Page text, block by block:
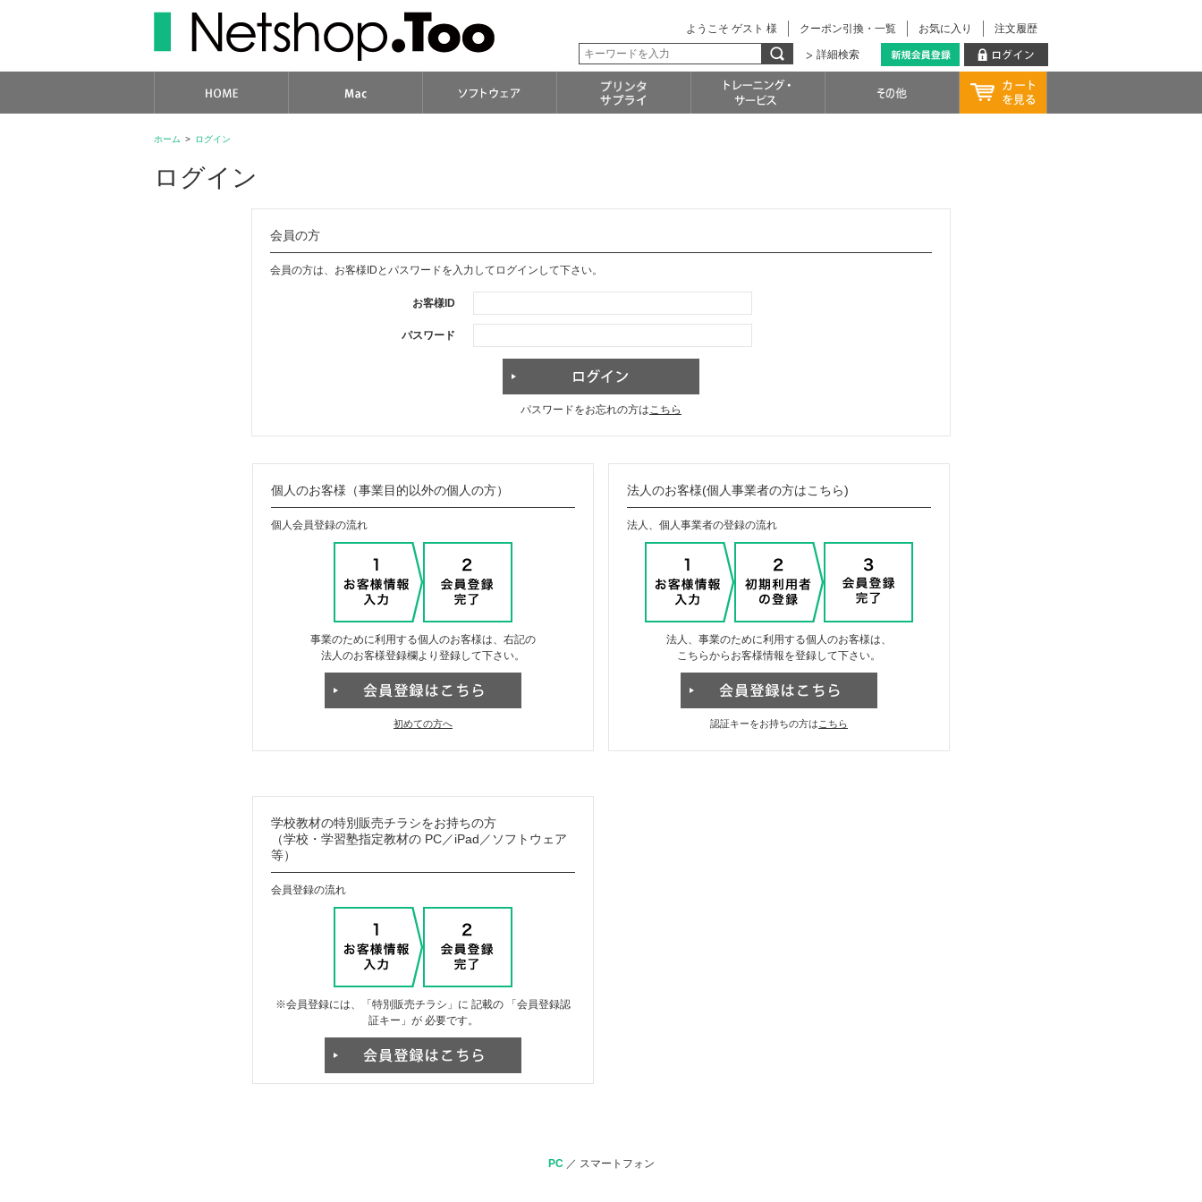
注文履歴
お気に入り
クーポン引換・一覧
ようこそ ゲスト 様
詳細検索
ホーム > ログイン
ログイン
会員の方
会員の方は、お客様IDとパスワードを入力してログインして下さい。
お客様ID
パスワード
パスワードをお忘れの方はこちら
個人のお客様（事業目的以外の個人の方）
個人会員登録の流れ
事業のために利用する個人のお客様は、右記の
法人のお客様登録欄より登録して下さい。
初めての方へ
法人のお客様(個人事業者の方はこちら)
法人、個人事業者の登録の流れ
法人、事業のために利用する個人のお客様は、
こちらからお客様情報を登録して下さい。
認証キーをお持ちの方は こちら
学校教材の特別販売チラシをお持ちの方
（学校・学習塾指定教材の PC／iPad／ソフトウェア
等）
会員登録の流れ
※会員登録には、「特別販売チラシ」に 記載の 「会員登録認
証キー」が 必要です。
PC／ スマートフォン